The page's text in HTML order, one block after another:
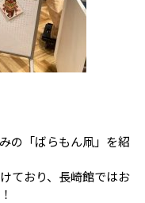
の「ばらもん凧」を紹
ており、長崎館ではお